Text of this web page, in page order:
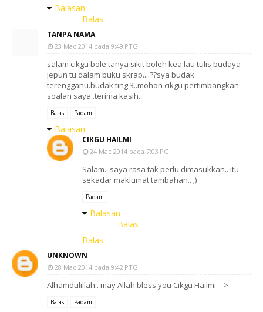
Balasan
Balas
TANPA NAMA
23 Mac 2014 pada 9:49 PTG
salam cikgu bole tanya sikit boleh kea lau tulis budaya
jepun tu dalam buku skrap....??sya budak
terengganu.budak ting 3..mohon cikgu pertimbangkan
soalan saya..terima kasih...
Balas Padam
Balasan
CIKGU HAILMI
24 Mac 2014 pada 7:03 PG
Salam.. saya rasa tak perlu dimasukkan.. itu
sekadar maklumat tambahan.. ;)
Padam
Balasan
Balas
Balas
UNKNOWN
28 Mac 2014 pada 9:42 PTG
Alhamdulillah.. may Allah bless you Cikgu Hailmi. =>
Balas Padam